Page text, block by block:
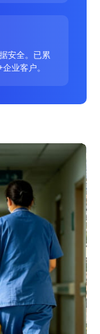
安全。已累
业客户。